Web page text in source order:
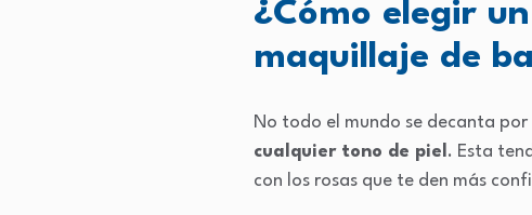
¿Cómo elegir
maquillaje de
No todo el mundo se decanta por
cualquier tono de piel . Esta
con los rosas que te den más